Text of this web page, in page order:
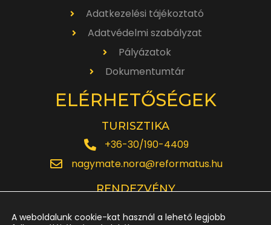
Adatkezelési tájékoztató
Adatvédelmi szabályzat
Pályázatok
Dokumentumtár
ELÉRHETŐSÉGEK
TURISZTIKA
+36-30/190-4409
nagymate.nora@reformatus.hu
RENDEZVÉNY
A weboldalunk cookie-kat használ a lehető legjobb